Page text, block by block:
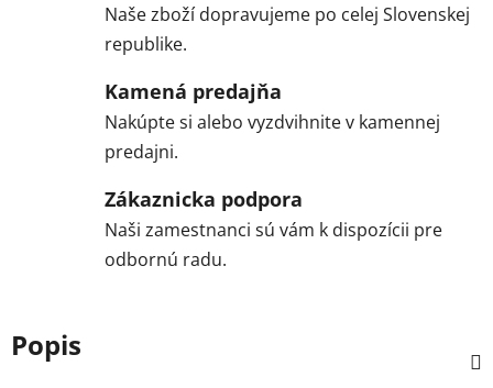
Naše zboží dopravujeme po celej Slovenskej
republike.
Kamená predajňa
Nakúpte si alebo vyzdvihnite v kamennej
predajni.
Zákaznicka podpora
Naši zamestnanci sú vám k dispozícii pre
odbornú radu.
Popis